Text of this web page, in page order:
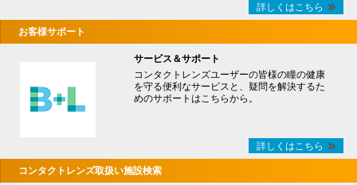
詳しくはこちら
お客様サポート
サービス＆サポート
コンタクトレンズユーザーの皆様の瞳の健康
を守る便利なサービスと、疑問を解決するた
めのサポートはこちらから。
詳しくはこちら
コンタクトレンズ取扱い施設検索